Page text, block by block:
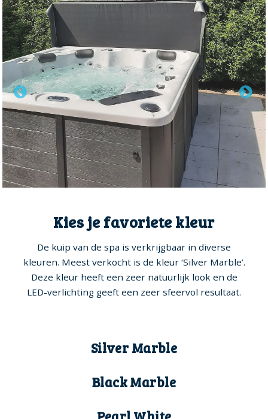
Kies je favoriete kleur
De kuip van de spa is verkrijgbaar in diverse
kleuren. Meest verkocht is de kleur ‘Silver Marble’.
Deze kleur heeft een zeer natuurlijk look en de
LED-verlichting geeft een zeer sfeervol resultaat.
Silver Marble
Black Marble